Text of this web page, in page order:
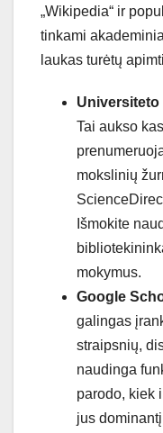
„Wikipedia“ ir
tinkami
laukas turėtų
Tai aukso
mokslinių
Išmokite
mokymus.
Google
galingas
straipsnių,
naudinga
parodo, kiek
jus